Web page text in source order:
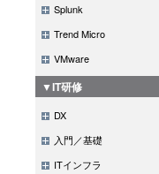
Splunk
Trend Micro
VMware
▼IT研修
DX
入門／基礎
ITインフラ